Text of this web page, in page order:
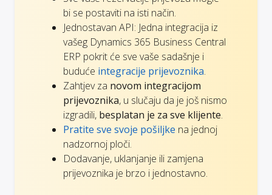
bi se postaviti na isti način.
Jednostavan API: Jedna integracija iz
vašeg Dynamics 365 Business Central
ERP pokrit će sve vaše sadašnje i
buduće integracije prijevoznika.
Zahtjev za novom integracijom
prijevoznika, u slučaju da je još nismo
izgradili, besplatan je za sve klijente.
Pratite sve svoje pošiljke na jednoj
nadzornoj ploči.
Dodavanje, uklanjanje ili zamjena
prijevoznika je brzo i jednostavno.